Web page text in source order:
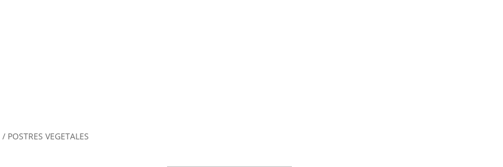
/ POSTRES VEGETALES